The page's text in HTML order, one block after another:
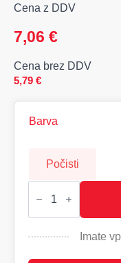
Cena z DDV
7,06 €
Cena brez DDV
5,79 €
Barva
Počisti
Dežnik
avtomatik
Imate